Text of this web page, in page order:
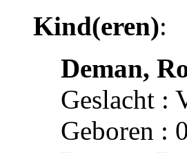
Kind(eren):
Deman,
Geslacht :
Geboren :